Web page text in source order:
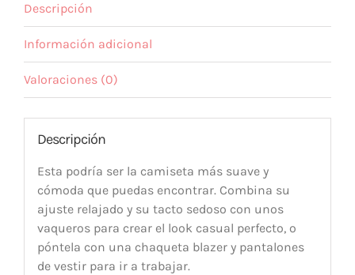
Descripción
Información adicional
Valoraciones (0)
Descripción
Esta podría ser la camiseta más suave y
cómoda que puedas encontrar. Combina su
ajuste relajado y su tacto sedoso con unos
vaqueros para crear el look casual perfecto, o
póntela con una chaqueta blazer y pantalones
de vestir para ir a trabajar.